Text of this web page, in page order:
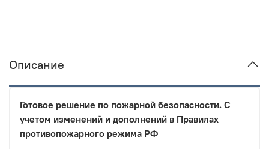
Описание
Готовое решение по пожарной безопасности. С
учетом изменений и дополнений в Правилах
противопожарного режима РФ